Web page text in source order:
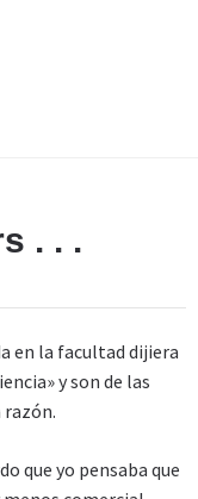
. . .
en la facultad dijiera
y son de las
razón.
que yo pensaba que